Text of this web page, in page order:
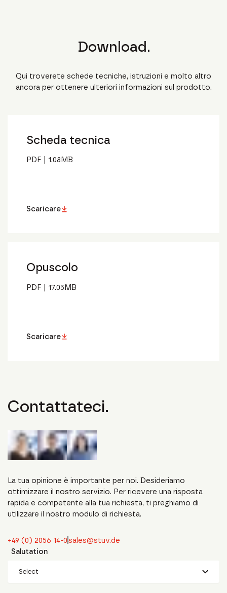
Download.
Qui troverete schede tecniche, istruzioni e molto altro
ancora per ottenere ulteriori informazioni sul prodotto.
Scheda tecnica
PDF 1.08 MB
Scaricare
Opuscolo
PDF 17.05MB
Scaricare
Contattateci.
La tua opinione è importante per noi. Desideriamo
ottimizzare il nostro servizio. Per ricevere una risposta
rapida e competente alla tua richiesta, ti preghiamo di
utilizzare il nostro modulo di richiesta.
+49 (0) 2056 14-0sales@stuv.de
Salutation
Select